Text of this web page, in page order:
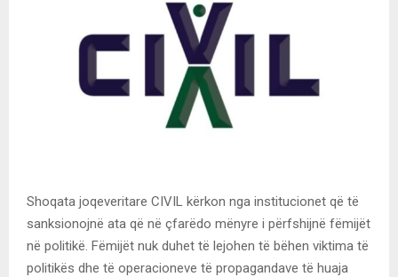
Shoqata joqeveritare CIVIL kërkon nga institucionet që të
sanksionojnë ata që në çfarëdo mënyre i përfshijnë fëmijët
në politikë. Fëmijët nuk duhet të lejohen të bëhen viktima të
politikës dhe të operacioneve të propagandave të huaja